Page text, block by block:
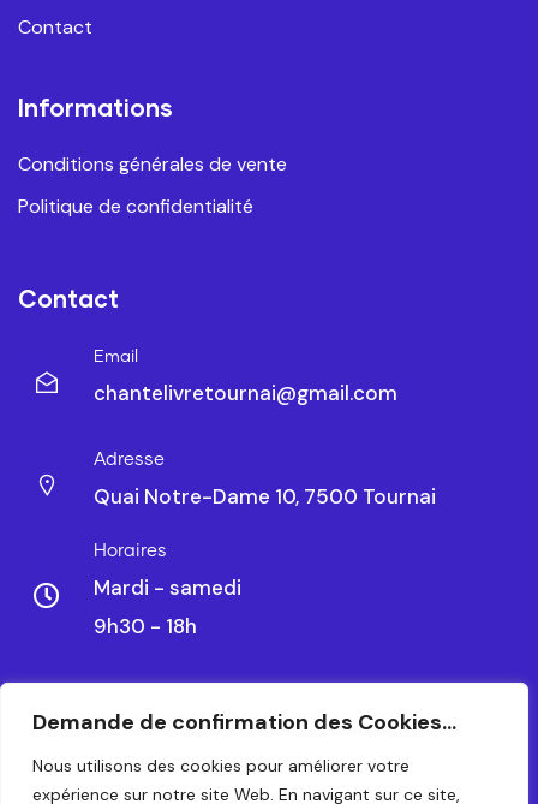
Demande de confirmation des Cookies...
Nous utilisons des cookies pour améliorer votre
expérience sur notre site Web. En navigant sur ce site,
Contact
Informations
Conditions générales de vente
Politique de confidentialité
Contact
Email
chantelivretournai@gmail.com
Adresse
Quai Notre-Dame 10, 7500 Tournai
Horaires
Mardi - samedi
9h30 - 18h